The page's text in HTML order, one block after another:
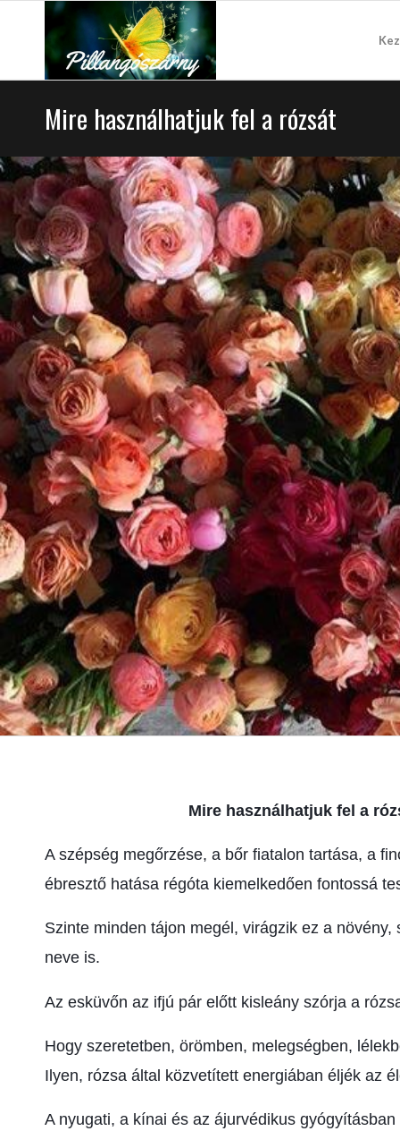
Mire használhatjuk fel a rózsát
Mire használhatjuk fel a
A szépség megőrzése, a bőr fiatalon tartása, a
ébresztő hatása régóta kiemelkedően fontossá
Szinte minden tájon megél, virágzik ez a növény,
neve is.
Az esküvőn az ifjú pár előtt kisleány szórja a
Hogy szeretetben, örömben, melegségben,
Ilyen, rózsa által közvetített energiában éljék az
A nyugati, a kínai és az ájurvédikus